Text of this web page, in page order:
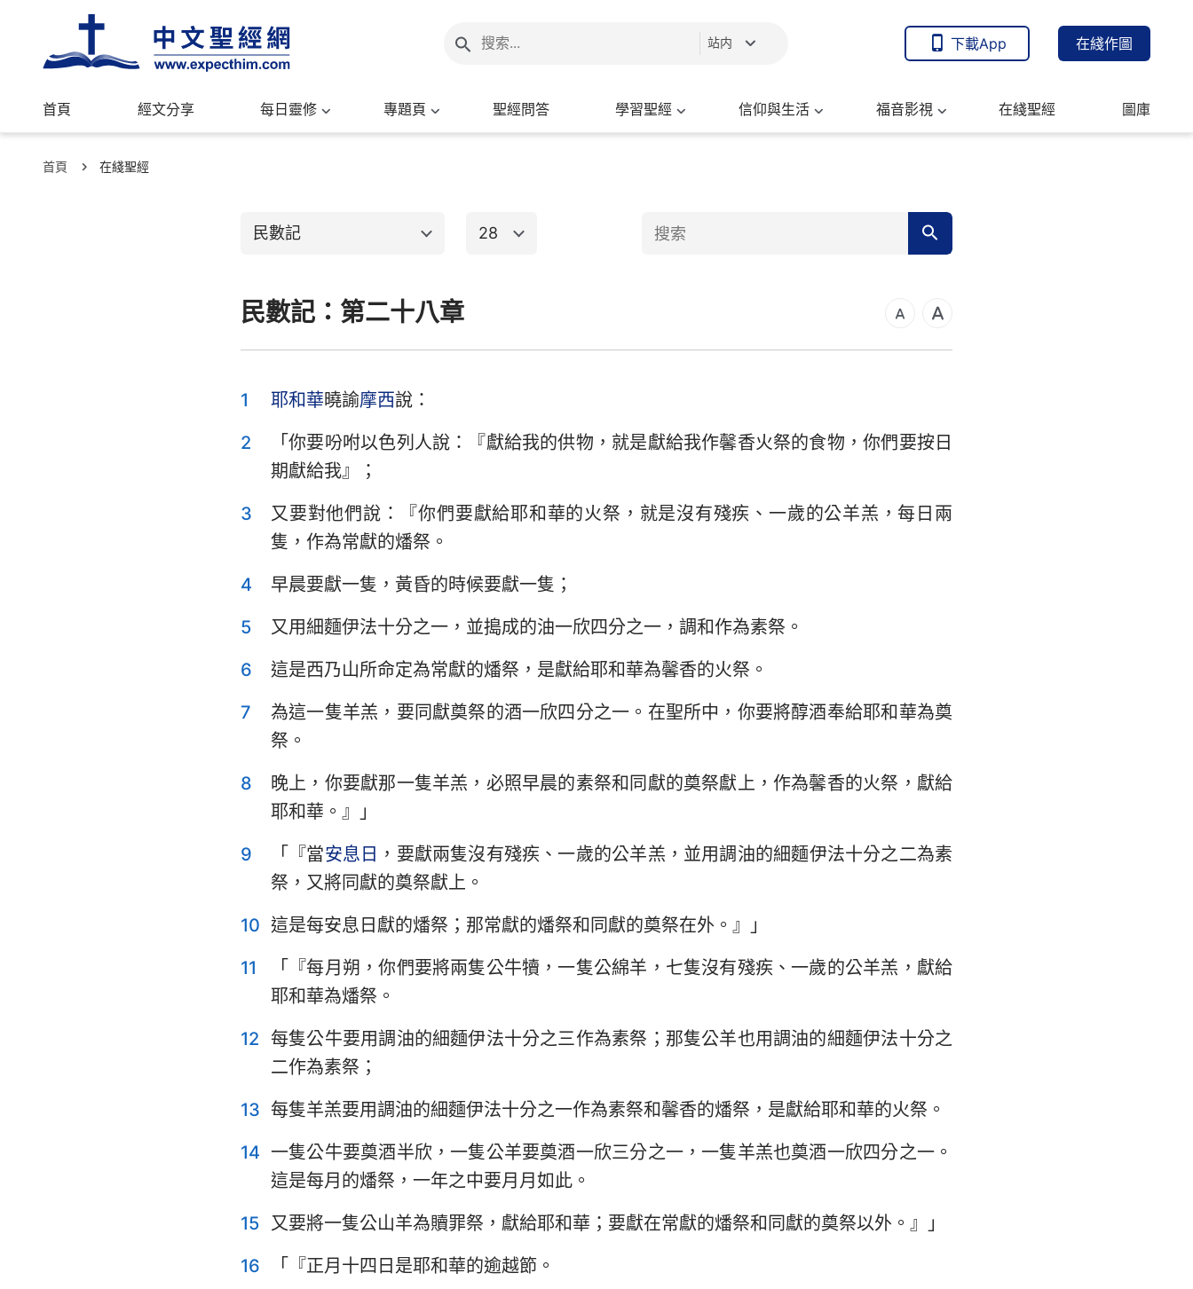
站内 下載App 在綫作圖
首頁 經文分享 每日靈修 專題頁 聖經問答 學習聖經 信仰與生活 福音影視 在綫聖經 圖庫
首頁 在綫聖經
民數記
舊約聖經
利未記
申命記 約書亞記
士師記
撒母耳記上 撒母耳記下
列王紀上
歷代志上 歷代志下
以斯拉記 尼希米記
以斯帖記 約伯記
詩篇 箴言
傳道書
以賽亞書 耶利米書
但以理書 何西阿書
彌迦書
哈該書
瑪拉基書
使徒行傳 羅馬書
加拉太書 以弗所書
提摩太前書 提摩太後書
提多書
希伯來書 雅各書
約翰一書 約翰二書
啟示錄
28
29
30 31 32 33 34
35
民數記：第二十八章
1 耶和華曉諭摩西說：
2
「你要吩咐以色列人說：『獻給我的供物，就是獻給我作馨香火祭的食物，你們要按日
期獻給我』；
3
又要對他們說：『你們要獻給耶和華的火祭，就是沒有殘疾、一歲的公羊羔，每日兩
隻，作為常獻的燔祭。
4
早晨要獻一隻，黃昏的時候要獻一隻；
5
又用細麵伊法十分之一，並搗成的油一欣四分之一，調和作為素祭。
6
這是西乃山所命定為常獻的燔祭，是獻給耶和華為馨香的火祭。
7
為這一隻羊羔，要同獻奠祭的酒一欣四分之一。在聖所中，你要將醇酒奉給耶和華為奠
祭。
8
晚上，你要獻那一隻羊羔，必照早晨的素祭和同獻的奠祭獻上，作為馨香的火祭，獻給
耶和華。』」
9
「『當安息日 ，要獻兩隻沒有殘疾、一歲的公羊羔，並用調油的細麵伊法十分之二為素
祭，又將同獻的奠祭獻上。
10 這是每安息日獻的燔祭；那常獻的燔祭和同獻的奠祭在外。』」
11
「『每月朔，你們要將兩隻公牛犢，一隻公綿羊，七隻沒有殘疾、一歲的公羊羔，獻給
耶和華為燔祭。
12 每隻公牛要用調油的細麵伊法十分之三作為素祭；那隻公羊也用調油的細麵伊法十分之
二作為素祭；
13 每隻羊羔要用調油的細麵伊法十分之一作為素祭和馨香的燔祭，是獻給耶和華的火祭。
14 一隻公牛要奠酒半欣，一隻公羊要奠酒一欣三分之一，一隻羊羔也奠酒一欣四分之一。
這是每月的燔祭，一年之中要月月如此。
15 又要將一隻公山羊為贖罪祭，獻給耶和華；要獻在常獻的燔祭和同獻的奠祭以外。』」
16
「『正月十四日是耶和華的逾越節。